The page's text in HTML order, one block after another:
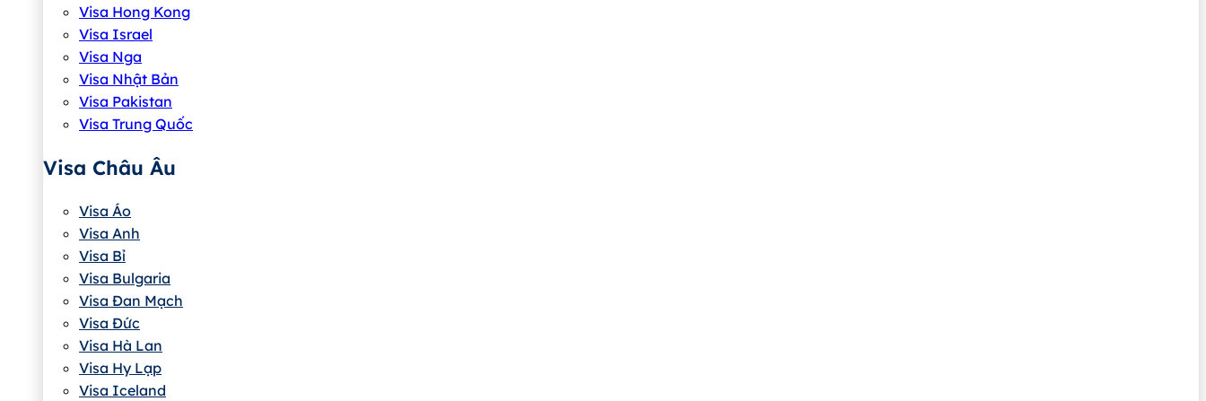
Visa Hong Kong
Visa Israel
Visa Nga
Visa Nhật Bản
Visa Pakistan
Visa Trung Quốc
Visa Châu Âu
Visa Áo
Visa Anh
Visa Bỉ
Visa Bulgaria
Visa Đan Mạch
Visa Đức
Visa Hà Lan
Visa Hy Lạp
Visa Iceland